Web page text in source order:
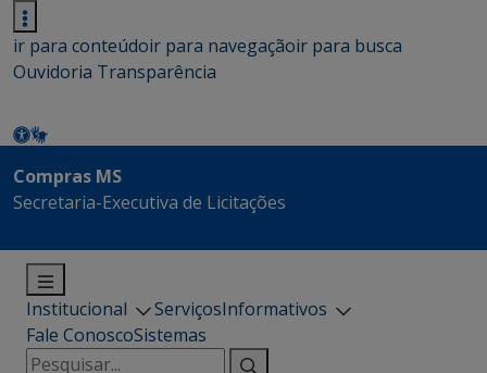
ir para conteúdoir para navegaçãoir para busca
Ouvidoria Transparência
Compras MS
Secretaria-Executiva de Licitações
Institucional ServiçosInformativos
Fale ConoscoSistemas
Pesquisar